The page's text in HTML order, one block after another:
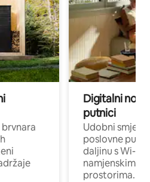
Digitalni
putnici
Udobni
poslovne
daljinu s Wi-Fi
namjenskim
prostorima.